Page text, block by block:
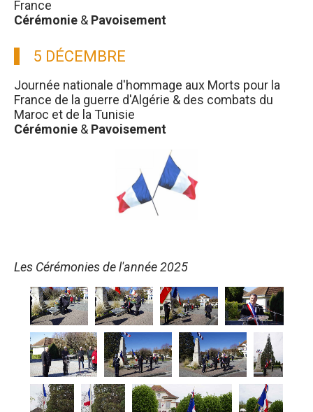
France
Cérémonie & Pavoisement
5 DÉCEMBRE
Journée nationale d'hommage aux Morts pour la
France de la guerre d'Algérie & des combats du
Maroc et de la Tunisie
Cérémonie & Pavoisement
Les Cérémonies de l'année 2025